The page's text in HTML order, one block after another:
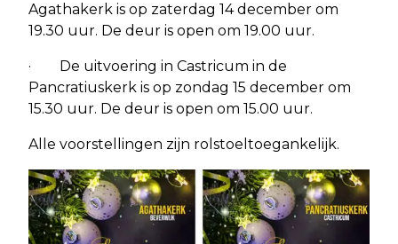
Agathakerk is op zaterdag 14 december om
19.30 uur. De deur is open om 19.00 uur.
· De uitvoering in Castricum in de
Pancratiuskerk is op zondag 15 december om
15.30 uur. De deur is open om 15.00 uur.
Alle voorstellingen zijn rolstoeltoegankelijk.